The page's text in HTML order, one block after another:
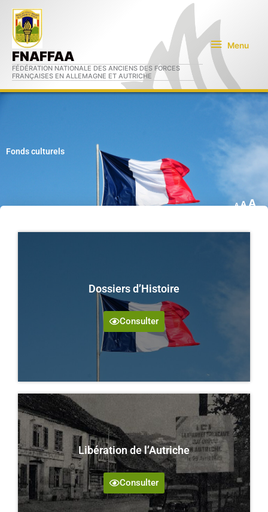
contenu
FNAFFAA
FÉDÉRATION NATIONALE DES ANCIENS DES FORCES
FRANÇAISES EN ALLEMAGNE ET AUTRICHE
Menu
Fonds culturels
A AA
Dossiers d’Histoire
Consulter
Libération de l’Autriche
Consulter